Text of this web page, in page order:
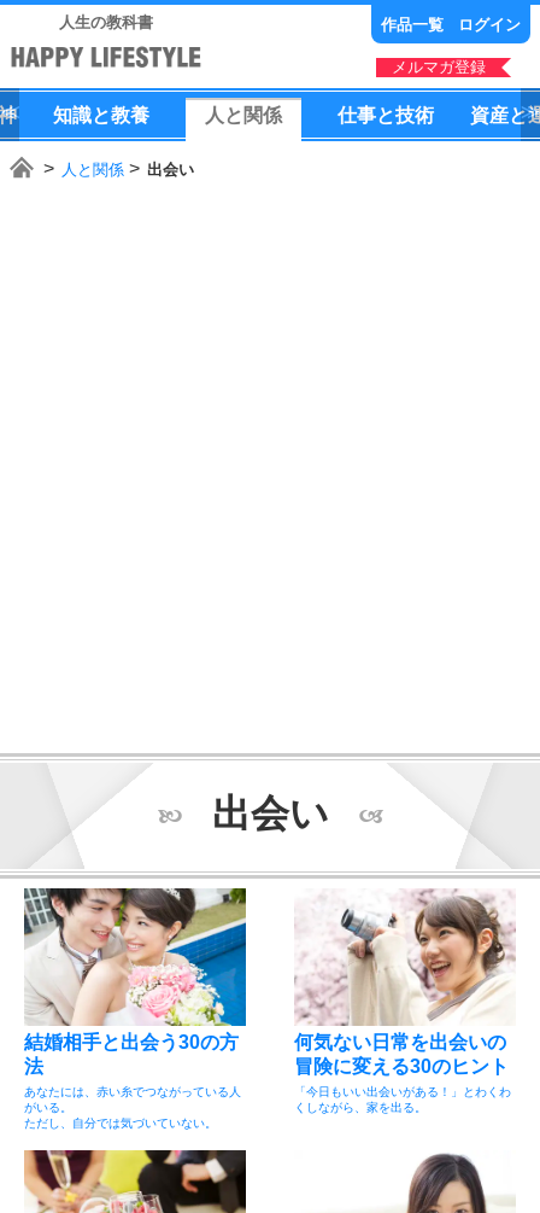
人生の教科書 作品一覧 ログイン
メルマガ登録
知識と教養 人 と 関係 仕事と技術 資産と
人と関係 出会い
出会い
結婚相手と出会う30の方
法
あなたには、赤い糸でつながっている人
がいる。
ただし、自分では気づいていない。
何気ない日常を出会いの
冒険に変える30のヒント
「今日もいい出会いがある！」とわくわ
くしながら、家を出る。